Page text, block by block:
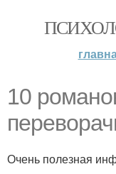
10
Очень полезная